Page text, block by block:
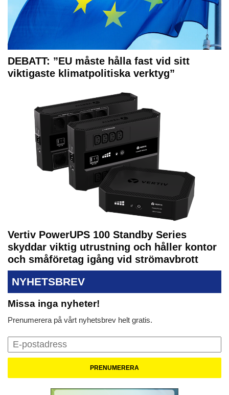
DEBATT: ”EU måste hålla fast vid sitt
viktigaste klimatpolitiska verktyg”
Vertiv PowerUPS 100 Standby Series
skyddar viktig utrustning och håller kontor
och småföretag igång vid strömavbrott
NYHETSBREV
Missa inga nyheter!
Prenumerera på vårt nyhetsbrev helt gratis.